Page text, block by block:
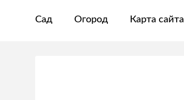
Сад Огород Карта сайта